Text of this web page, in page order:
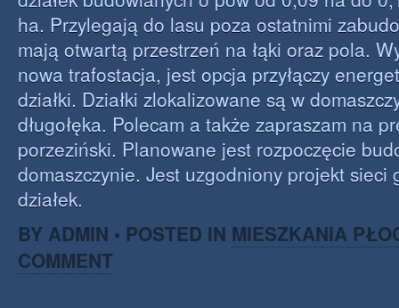
ha. Przylegają do lasu poza ostatnimi
mają otwartą przestrzeń na łąki oraz pola.
nowa trafostacja, jest opcja przyłączy
działki. Działki zlokalizowane są w
długołęka. Polecam a także zapraszam na
porzeziński. Planowane jest rozpoczęcie
domaszczynie. Jest uzgodniony projekt sieci
działek.
BY ADMIN • POSTED IN MIESZKANIA
COMMENT